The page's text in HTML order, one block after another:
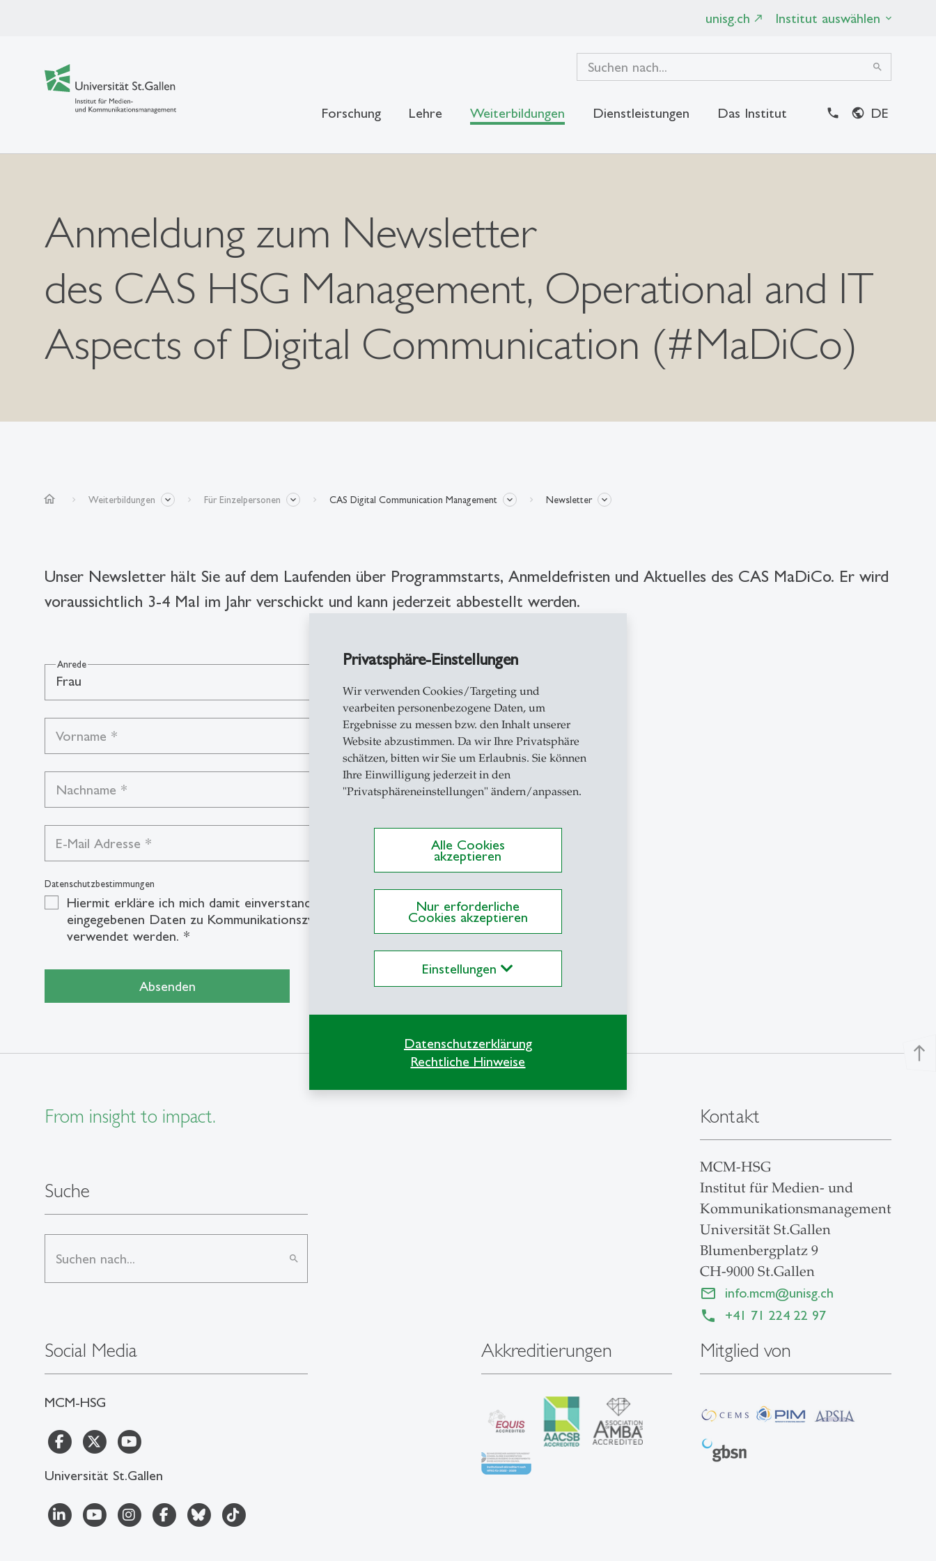
Privatsphäre-Einstellungen
Wir verwenden Cookies/Targeting und
vearbeiten personenbezogene Daten, um
Ergebnisse zu messen bzw. den Inhalt unserer
Website abzustimmen. Da wir Ihre Privatsphäre
schätzen, bitten wir Sie um Erlaubnis. Sie können
Ihre Einwilligung jederzeit in den
"Privatsphäreneinstellungen" ändern/anpassen.
Alle Cookies
akzeptieren
Nur erforderliche
Cookies akzeptieren
Einstellungen
Datenschutzerklärung
Rechtliche Hinweise
unisg.ch Institut auswählen
search
Forschung Lehre Weiterbildungen Dienstleistungen Das Institut DE
Anmeldung zum Newsletter
des CAS HSG Management, Operational and IT
Aspects of Digital Communication (#MaDiCo)
home Weiterbildungen Für Einzelpersonen CAS Digital Communication Management Newsletter
Unser Newsletter hält Sie auf dem Laufenden über Programmstarts, Anmeldefristen und Aktuelles des CAS MaDiCo. Er wird
voraussichtlich 3-4 Mal im Jahr verschickt und kann jederzeit abbestellt werden.
Frau
Anrede
Vorname *
Nachname *
E-Mail Adresse *
Datenschutzbestimmungen
Hiermit erkläre ich mich damit einverstanden, dass meine
eingegebenen Daten zu Kommunikationszwecken gespeichert und
verwendet werden. *
Absenden
north
From insight to impact.
Suche
search
Social Media
MCM-HSG
Universität St.Gallen
Kontakt
MCM-HSG
Institut für Medien- und
Kommunikationsmanagement
Universität St.Gallen
Blumenbergplatz 9
CH-9000 St.Gallen
info.mcm@unisg.ch
+41 71 224 22 97
Akkreditierungen Mitglied von